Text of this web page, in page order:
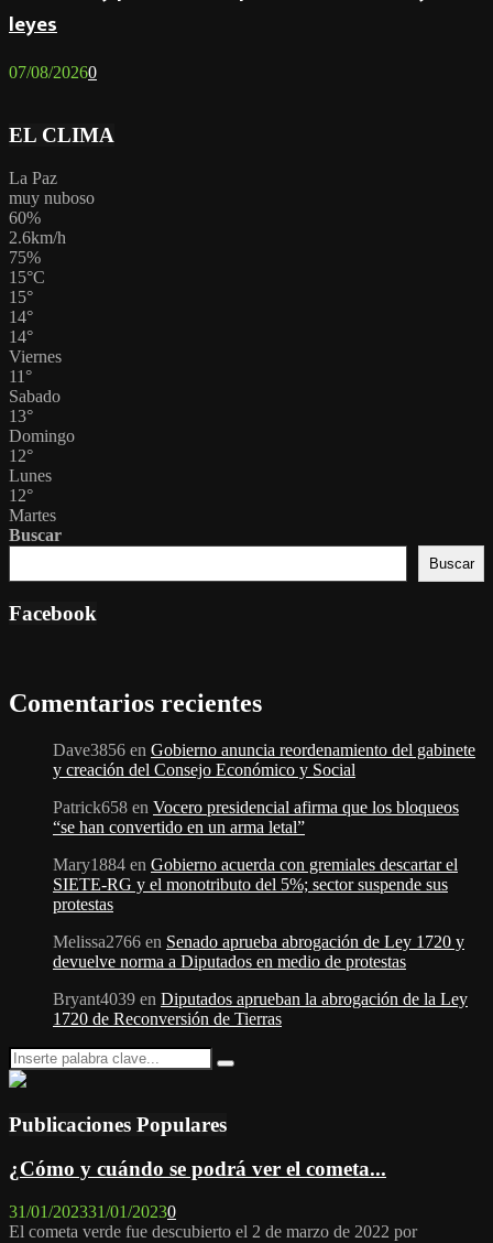
leyes
07/08/20260
EL CLIMA
La Paz
muy nuboso
60%
2.6km/h
75%
15°C
15°
14°
14°
Viernes
11 °
Sabado
13°
Domingo
12°
Lunes
12°
Martes
Buscar
Buscar
Facebook
Comentarios recientes
Dave3856 en Gobierno anuncia reordenamiento del gabinete
y creación del Consejo Económico y Social
Patrick658 en Vocero presidencial afirma que los bloqueos
“se han convertido en un arma letal”
Mary1884 en Gobierno acuerda con gremiales descartar el
SIETE-RG y el monotributo del 5%; sector suspende sus
protestas
Melissa2766 en Senado aprueba abrogación de Ley 1720 y
devuelve norma a Diputados en medio de protestas
Bryant4039 en Diputados aprueban la abrogación de la Ley
1720 de Reconversión de Tierras
Search
for:
Search
Publicaciones Populares
¿Cómo y cuándo se podrá ver el cometa...
31/01/202331/01/20230
El cometa verde fue descubierto el 2 de marzo de 2022 por